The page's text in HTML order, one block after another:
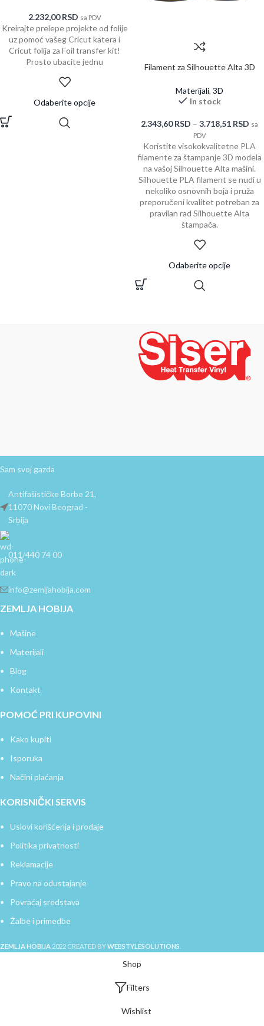
2.232,00RSD sa PDV
Kreirajte prelepe projekte od folije
uz pomoć vašeg Cricut katera i
Cricut folija za Foil transfer kit!
Prosto ubacite jednu
Odaberite opcije
Filament za Silhouette Alta 3D
Materijali, 3D
In stock
2.343,60RSD – 3.718,51 RSD sa
PDV
Koristite visokokvalitetne PLA
filamente za štampanje 3D modela
na vašoj Silhouette Alta mašini.
Silhouette PLA filament se nudi u
nekoliko osnovnih boja i pruža
preporučeni kvalitet potreban za
pravilan rad Silhouette Alta
štampača.
Odaberite opcije
Sam svoj gazda
Antifašističke Borbe 21,
11070 Novi Beograd -
Srbija
011/440 74 00
info@zemljahobija.com
ZEMLJA HOBIJA
Mašine
Materijali
Blog
Kontakt
POMOĆ PRI KUPOVINI
Kako kupiti
Isporuka
Načini plaćanja
KORISNIČKI SERVIS
Uslovi korišćenja i prodaje
Politika privatnosti
Reklamacije
Pravo na odustajanje
Povraćaj sredstava
Žalbe i primedbe
ZEMLJA HOBIJA 2022 CREATED BYWEBSTYLESOLUTIONS
Shop
Filters
Wishlist